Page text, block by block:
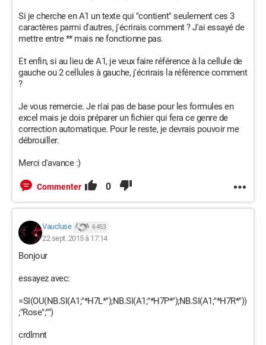
Si je cherche en A1 un texte qui "contient" seulement ces 3
caractères parmi d'autres, j'écrirais comment ? J'ai essayé de
mettre entre ** mais ne fonctionne pas.
Et enfin, si au lieu de A1, je veux faire référence à la cellule de
gauche ou 2 cellules à gauche, j'écrirais la référence comment
?
Je vous remercie. Je n'ai pas de base pour les formules en
excel mais je dois préparer un fichier qui fera ce genre de
correction automatique. Pour le reste, je devrais pouvoir me
débrouiller.
Merci d'avance :)
Commenter 0
Vaucluse 6 453
22 sept. 2015 à 17:14
Bonjour
essayez avec:
=SI(OU(NB.SI(A1;"*H7L*");NB.SI(A1;"*H7P*");NB.SI(A1;"*H7R*"))
;"Rose";"")
crdlmnt